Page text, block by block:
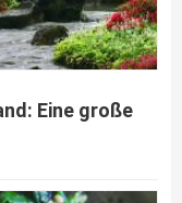
Eine große